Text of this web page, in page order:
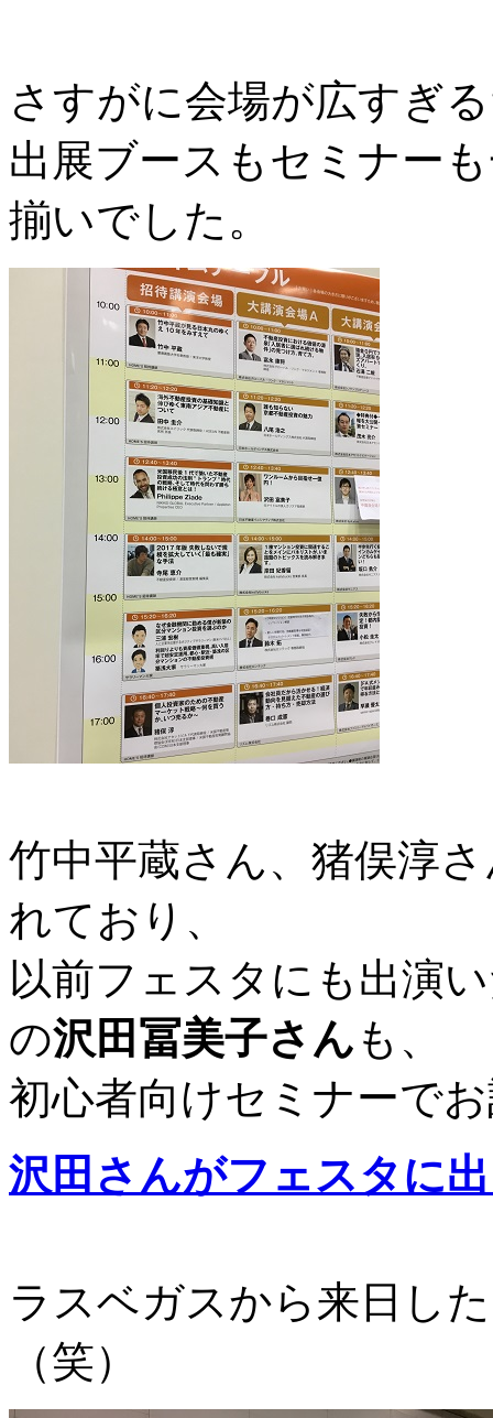
さすがに会場が広すぎ
出展ブースもセミナー
揃いでした。
竹中平蔵さん、猪俣淳
れており、
以前フェスタにも出演
の沢田冨美子さん も、
初心者向けセミナーで
沢田さんがフェスタに
ラスベガスから来日し
（笑）